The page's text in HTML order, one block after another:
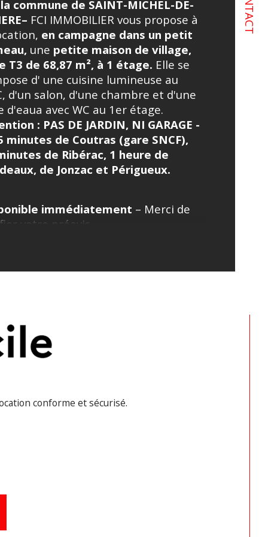
Valeurs
de niveaux
salle de bains
commune de SAINT-MICHEL-DE-
FCI IMMOBILIER vous propose à
en campagne dans un petit
une petite maison de village,
T3 de 68,87 m², à 1 étage. Elle se
d' une cuisine lumineuse au
d'un salon, d'une chambre et d'une
d'eaua avec WC au 1er étage.
: PAS DE JARDIN, NI GARAGE -
minutes de Coutras (gare SNCF),
de Ribérac, 1 heure de
de Jonzac et Périgueux.
immédiatement – Merci de
votre préavis.
financières :
:
15,00 €
conforme et sécurisé.